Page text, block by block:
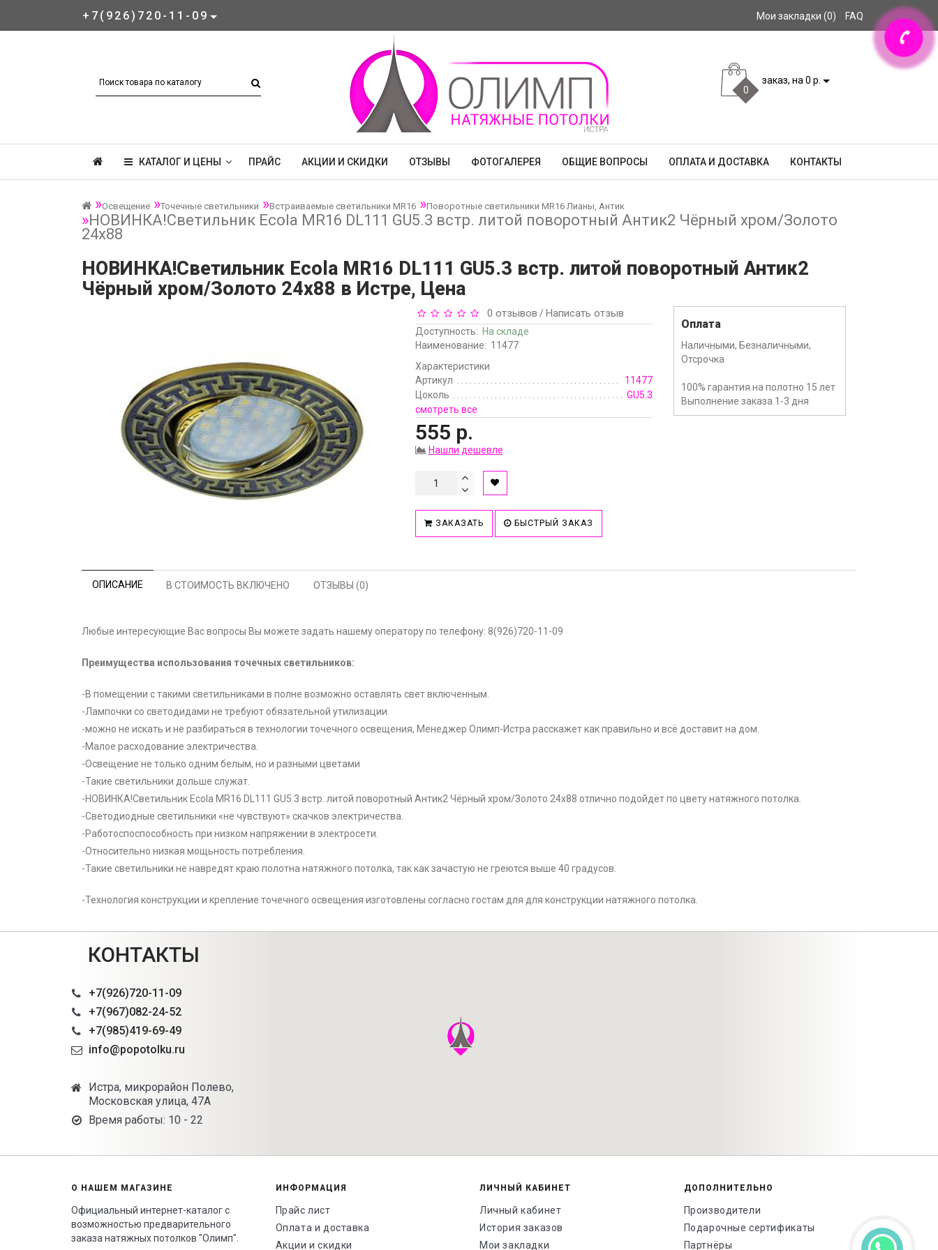
+7(926)720-11-09 Мои закладки (0) FAQ
0
заказ, на 0 р.
КАТАЛОГ И ЦЕНЫ ПРАЙС АКЦИИ И СКИДКИ ОТЗЫВЫ ФОТОГАЛЕРЕЯ ОБЩИЕ ВОПРОСЫ ОПЛАТА И ДОСТАВКА КОНТАКТЫ
Освещение Точечные светильники Встраиваемые светильники MR16 Поворотные светильники MR16 Лианы, Антик
НОВИНКА!Светильник Ecola MR16 DL111 GU5.3 встр. литой поворотный Антик2 Чёрный хром/Золото
24х88
НОВИНКА!Светильник Ecola MR16 DL111 GU5.3 встр. литой поворотный Антик2
Чёрный хром/Золото 24х88 в Истре, Цена
0 отзывов / Написать отзыв
Доступность: На складе
Наименование: 11477
Характеристики
Артикул
11477
Цоколь
GU5.3
смотреть все
555 р.
Нашли дешевле
ЗАКАЗАТЬ БЫСТРЫЙ ЗАКАЗ
Оплата
Наличными, Безналичными,
Отсрочка
100% гарантия на полотно 15 лет
Выполнение заказа 1-3 дня
ОПИСАНИЕ В СТОИМОСТЬ ВКЛЮЧЕНО ОТЗЫВЫ (0)
Любые интересующие Вас вопросы Вы можете задать нашему оператору по телефону: 8(926)720-11-09
Преимущества использования точечных светильников:
-В помещении с такими светильниками в полне возможно оставлять свет включенным.
-Лампочки со светодидами не требуют обязательной утилизации.
-можно не искать и не разбираться в технологии точечного освещения, Менеджер Олимп-Истра расскажет как правильно и всё доставит на дом.
-Малое расходование электричества.
-Освещение не только одним белым, но и разными цветами
-Такие светильники дольше служат.
-НОВИНКА!Светильник Ecola MR16 DL111 GU5.3 встр. литой поворотный Антик2 Чёрный хром/Золото 24х88 отлично подойдёт по цвету натяжного потолка.
-Светодиодные светильники «не чувствуют» скачков электричества.
-Работоспоспособность при низком напряжении в электросети.
-Относительно низкая мощьность потребления.
-Такие светильники не навредят краю полотна натяжного потолка, так как зачастую не греются выше 40 градусов.
-Технология конструкции и крепление точечного освещения изготовлены согласно гостам для для конструкции натяжного потолка.
КОНТАКТЫ
+7(926)720-11-09
+7(967)082-24-52
+7(985)419-69-49
info@popotolku.ru
Истра, микрорайон Полево,
Московская улица, 47А
Время работы: 10 - 22
О НАШЕМ МАГАЗИНЕ
Официальный интернет-каталог с
возможностью предварительного
заказа натяжных потолков "Олимп".
ИНФОРМАЦИЯ
Прайс лист
Оплата и доставка
Акции и скидки
ЛИЧНЫЙ КАБИНЕТ
Личный кабинет
История заказов
Мои закладки
ДОПОЛНИТЕЛЬНО
Производители
Подарочные сертификаты
Партнёры